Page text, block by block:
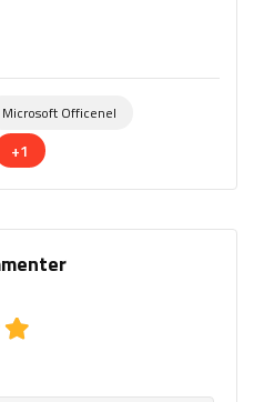
Microsoft Officenel
+1